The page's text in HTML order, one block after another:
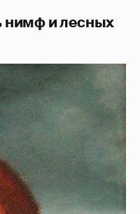
нимф и лесных